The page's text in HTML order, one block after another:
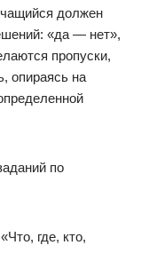
должен
«да — нет»,
пропуски,
опираясь на
по
где, кто,